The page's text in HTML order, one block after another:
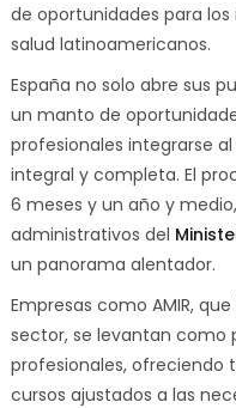
de oportunidades para
salud latinoamericanos.
España no solo abre sus
un manto de
profesionales integrarse
integral y completa. El
6 meses y un año y
administrativos del
un panorama alentador.
Empresas como AMIR,
sector, se levantan como
profesionales, ofreciendo
cursos ajustados a las